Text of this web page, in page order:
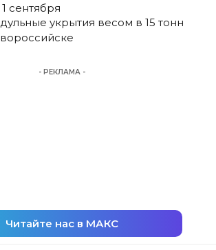
сентября
укрытия весом в 15 тонн
- РЕКЛАМА -
Читайте нас в МАКС